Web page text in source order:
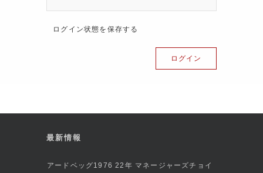
ログイン状態を保存する
最新情報
アードベッグ1976 22年 マネージャーズチョイ